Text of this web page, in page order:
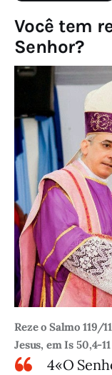
Você tem
Senhor?
Reze o Salmo 119/
Jesus, em Is 50,4-11
4«O